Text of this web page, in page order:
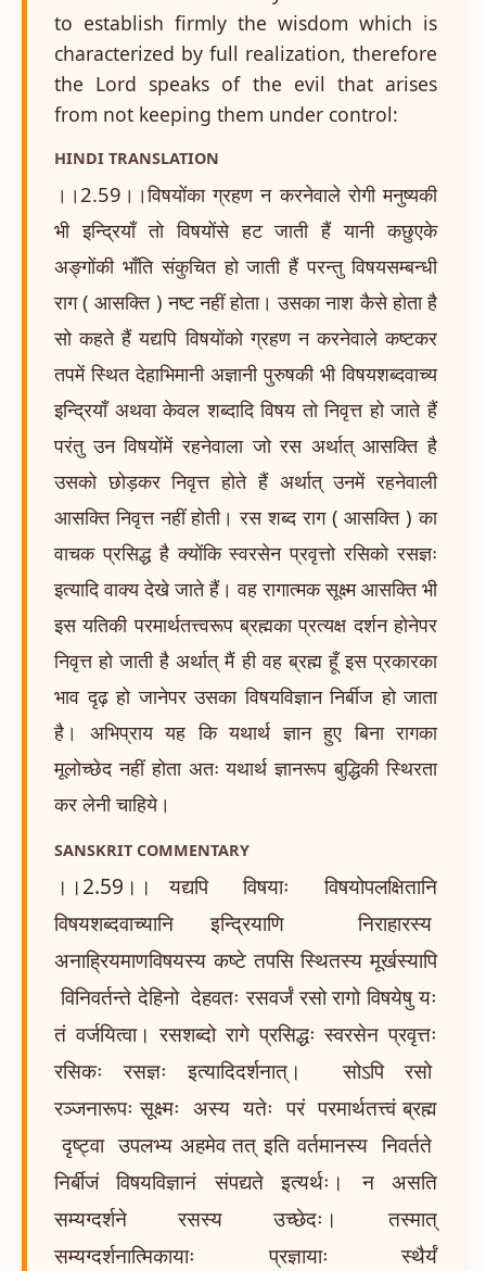
to establish firmly the wisdom which is
characterized by full realization, therefore
the Lord speaks of the evil that arises
from not keeping them under control:
HINDI TRANSLATION
।।2.59।।विषयोंका ग्रहण न करनेवाले रोगी मनुष्यकी
भी इन्द्रियाँ तो विषयोंसे हट जाती हैं यानी कछुएके
अङ्गोंकी भाँति संकुचित हो जाती हैं परन्तु विषयसम्बन्धी
राग ( आसक्ति ) नष्ट नहीं होता। उसका नाश कैसे होता है
सो कहते हैं यद्यपि विषयोंको ग्रहण न करनेवाले कष्टकर
तपमें स्थित देहाभिमानी अज्ञानी पुरुषकी भी विषयशब्दवाच्य
इन्द्रियाँ अथवा केवल शब्दादि विषय तो निवृत्त हो जाते हैं
परंतु उन विषयोंमें रहनेवाला जो रस अर्थात् आसक्ति है
उसको छोड़कर निवृत्त होते हैं अर्थात् उनमें रहनेवाली
आसक्ति निवृत्त नहीं होती। रस शब्द राग ( आसक्ति ) का
वाचक प्रसिद्ध है क्योंकि स्वरसेन प्रवृत्तो रसिको रसज्ञः
इत्यादि वाक्य देखे जाते हैं। वह रागात्मक सूक्ष्म आसक्ति भी
इस यतिकी परमार्थतत्त्वरूप ब्रह्मका प्रत्यक्ष दर्शन होनेपर
निवृत्त हो जाती है अर्थात् मैं ही वह ब्रह्म हूँ इस प्रकारका
भाव दृढ़ हो जानेपर उसका विषयविज्ञान निर्बीज हो जाता
है। अभिप्राय यह कि यथार्थ ज्ञान हुए बिना रागका
मूलोच्छेद नहीं होता अतः यथार्थ ज्ञानरूप बुद्धिकी स्थिरता
कर लेनी चाहिये।
SANSKRIT COMMENTARY
।।2.59।। यद्यपि विषयाः विषयोपलक्षितानि
विषयशब्दवाच्यानि इन्द्रियाणि निराहारस्य
अनाह्रियमाणविषयस्य कष्टे तपसि स्थितस्य मूर्खस्यापि
विनिवर्तन्ते देहिनो देहवतः रसवर्जं रसो रागो विषयेषु यः
तं वर्जयित्वा। रसशब्दो रागे प्रसिद्धः स्वरसेन प्रवृत्तः
रसिकः रसज्ञः इत्यादिदर्शनात्। सोऽपि रसो
रञ्जनारूपः सूक्ष्मः अस्य यतेः परं परमार्थतत्त्वं ब्रह्म
दृष्ट्वा उपलभ्य अहमेव तत् इति वर्तमानस्य निवर्तते
निर्बीजं विषयविज्ञानं संपद्यते इत्यर्थः। न असति
सम्यग्दर्शने रसस्य उच्छेदः। तस्मात्
सम्यग्दर्शनात्मिकायाः प्रज्ञायाः स्थैर्यं